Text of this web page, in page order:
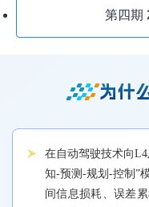
第四期
为什
在自动驾驶技术向
知-预测-规划-控制”
间信息损耗、误差